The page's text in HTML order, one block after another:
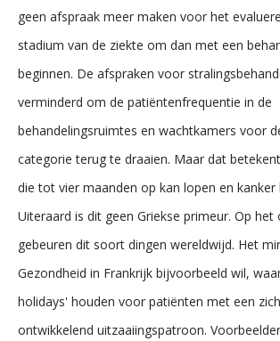
geen afspraak meer maken voor het
stadium van de ziekte om dan met een
beginnen. De afspraken voor
verminderd om de patiëntenfrequentie in de
behandelingsruimtes en wachtkamers voor
categorie terug te draaien. Maar dat
die tot vier maanden op kan lopen en kanker
Uiteraard is dit geen Griekse primeur. Op het
gebeuren dit soort dingen wereldwijd. Het
Gezondheid in Frankrijk bijvoorbeeld wil,
holidays' houden voor patiënten met een
ontwikkelend uitzaaiingspatroon.